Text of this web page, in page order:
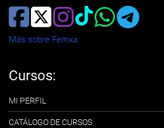
Más sobre Femxa
Cursos:
MI PERFIL
CATÁLOGO DE CURSOS